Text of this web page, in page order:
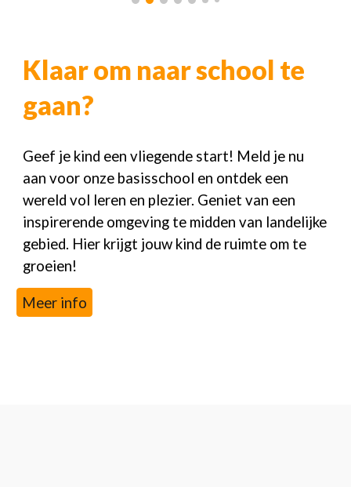
Klaar om naar school te
gaan?
Geef je kind een vliegende start! Meld je nu
aan voor onze basisschool en ontdek een
wereld vol leren en plezier. Geniet van een
inspirerende omgeving te midden van landelijke
gebied. Hier krijgt jouw kind de ruimte om te
groeien!
Meer info